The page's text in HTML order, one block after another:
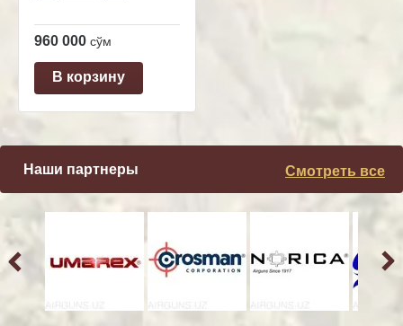
960 000 сўм
В корзину
Наши партнеры Смотреть все